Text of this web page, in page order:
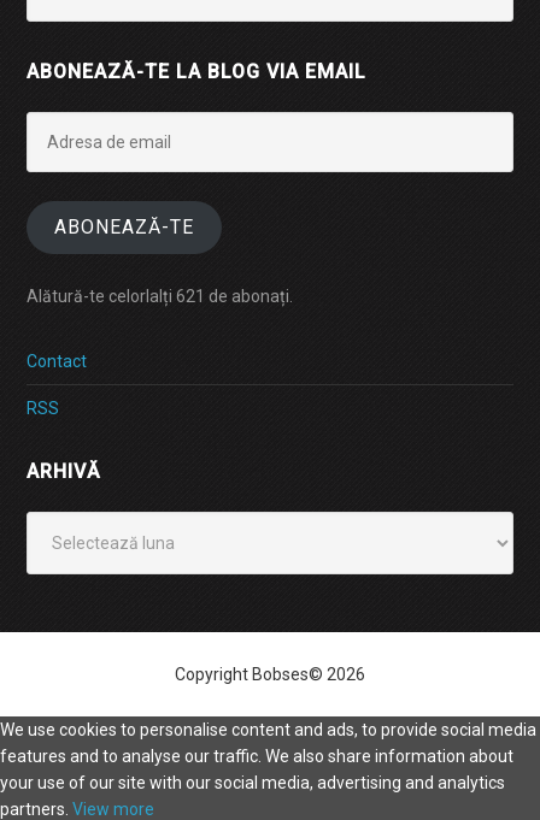
ABONEAZĂ-TE LA BLOG VIA EMAIL
email
ABONEAZĂ-TE
Alătură-te celorlalți 621 de abonați.
Contact
RSS
ARHIVĂ
Copyright Bobses© 2026
We use cookies to personalise content and ads, to provide social media
features and to analyse our traffic. We also share information about
your use of our site with our social media, advertising and analytics
partners. View more